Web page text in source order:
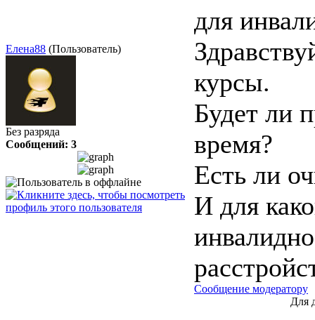
Елена88 (Пользователь)
Без разряда
Сообщений: 3
для
курсы.
Будет ли
время?
Есть ли
И для
Сообщение модератору
Для